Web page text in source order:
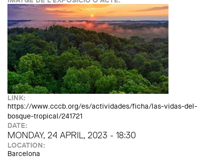
LINK:
https://www.cccb.org/es/actividades/ficha/las-vidas-del-
bosque-tropical/241721
DATE:
MONDAY, 24 APRIL, 2023 - 18:30
LOCATION:
Barcelona